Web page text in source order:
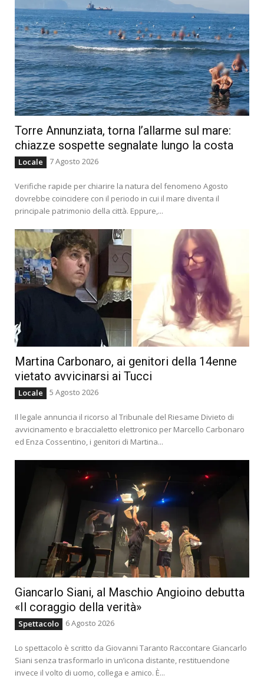
Torre Annunziata, torna l’allarme sul mare:
chiazze sospette segnalate lungo la costa
Locale 7 Agosto 2026
Verifiche rapide per chiarire la natura del fenomeno Agosto
dovrebbe coincidere con il periodo in cui il mare diventa il
principale patrimonio della città. Eppure,...
Martina Carbonaro, ai genitori della 14enne
vietato avvicinarsi ai Tucci
Locale 5 Agosto 2026
Il legale annuncia il ricorso al Tribunale del Riesame Divieto di
avvicinamento e braccialetto elettronico per Marcello Carbonaro
ed Enza Cossentino, i genitori di Martina...
Giancarlo Siani, al Maschio Angioino debutta
«Il coraggio della verità»
Spettacolo 6 Agosto 2026
Lo spettacolo è scritto da Giovanni Taranto Raccontare Giancarlo
Siani senza trasformarlo in un’icona distante, restituendone
invece il volto di uomo, collega e amico. È...